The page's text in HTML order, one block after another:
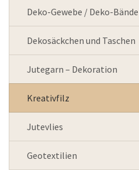
Deko-Gewebe / Deko-
Dekosäckchen und Taschen
Jutegarn – Dekoration
Kreativfilz
Jutevlies
Geotextilien